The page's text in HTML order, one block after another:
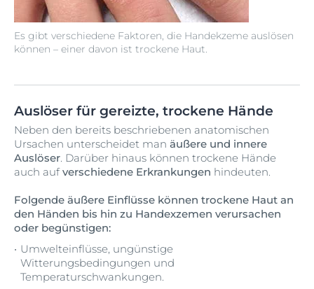
Es gibt verschiedene Faktoren, die Handekzeme auslösen
können – einer davon ist trockene Haut.
Auslöser für gereizte, trockene Hände
Neben den bereits beschriebenen anatomischen
Ursachen unterscheidet man äußere und innere
Auslöser. Darüber hinaus können trockene Hände
auch aufverschiedene Erkrankungen hindeuten.
Folgende äußere Einflüsse können trockene Haut an
den Händen bis hin zu Handexzemen verursachen
oder begünstigen:
Umwelteinflüsse, ungünstige
Witterungsbedingungen und
Temperaturschwankungen.